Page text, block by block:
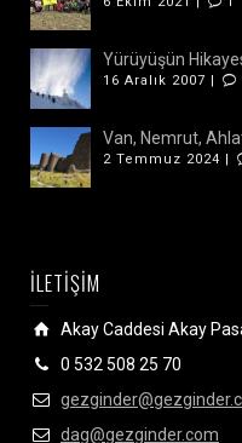
Yürüyüşün
16 Aralık 2007 |
Van, Nemrut,
2 Temmuz 2024 |
İLETİŞİM
Akay Caddesi Akay
0 532 508 25 70
dag@gezginder.com